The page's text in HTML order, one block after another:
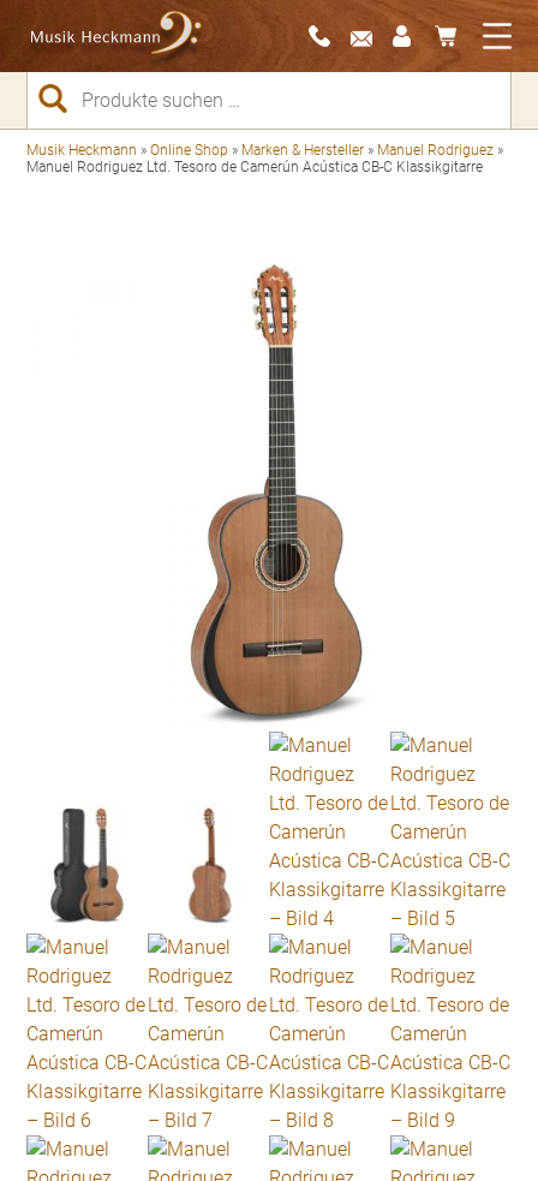
Suchen
nach:
Musik Heckmann »Online Shop » Marken & Hersteller » Manuel Rodriguez »
Manuel Rodriguez Ltd. Tesoro de Camerún Acústica CB-C Klassikgitarre